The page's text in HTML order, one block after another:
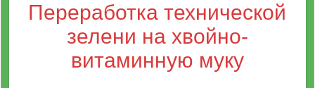
Переработка технической
зелени на хвойно-
витаминную муку